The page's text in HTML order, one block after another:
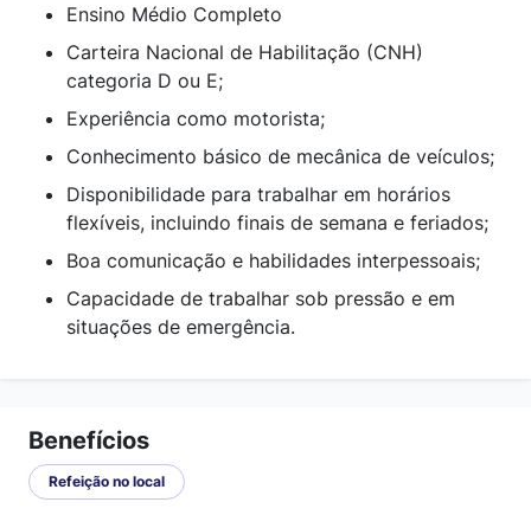
Ensino Médio Completo
Carteira Nacional de Habilitação (CNH)
categoria D ou E;
Experiência como motorista;
Conhecimento básico de mecânica de veículos;
Disponibilidade para trabalhar em horários
flexíveis, incluindo finais de semana e feriados;
Boa comunicação e habilidades interpessoais;
Capacidade de trabalhar sob pressão e em
situações de emergência.
Benefícios
Refeição no local